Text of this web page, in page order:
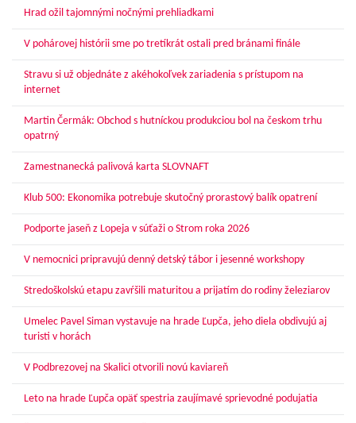
Hrad ožil tajomnými nočnými prehliadkami
V pohárovej histórii sme po tretíkrát ostali pred bránami finále
Stravu si už objednáte z akéhokoľvek zariadenia s prístupom na
internet
Martin Čermák: Obchod s hutníckou produkciou bol na českom trhu
opatrný
Zamestnanecká palivová karta SLOVNAFT
Klub 500: Ekonomika potrebuje skutočný prorastový balík opatrení
Podporte jaseň z Lopeja v súťaži o Strom roka 2026
V nemocnici pripravujú denný detský tábor i jesenné workshopy
Stredoškolskú etapu zavŕšili maturitou a prijatím do rodiny železiarov
Umelec Pavel Siman vystavuje na hrade Ľupča, jeho diela obdivujú aj
turisti v horách
V Podbrezovej na Skalici otvorili novú kaviareň
Leto na hrade Ľupča opäť spestria zaujímavé sprievodné podujatia